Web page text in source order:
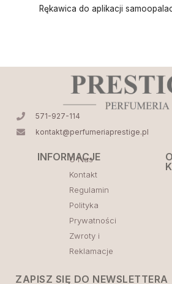
Rękawica do aplikacji
571-927-114
kontakt@perfumeriaprestige.pl
INFORMACJE
O Nas
Kontakt
Regulamin
Polityka
Prywatności
Zwroty i
Reklamacje
ZAPISZ SIĘ DO NEWSLETTERA